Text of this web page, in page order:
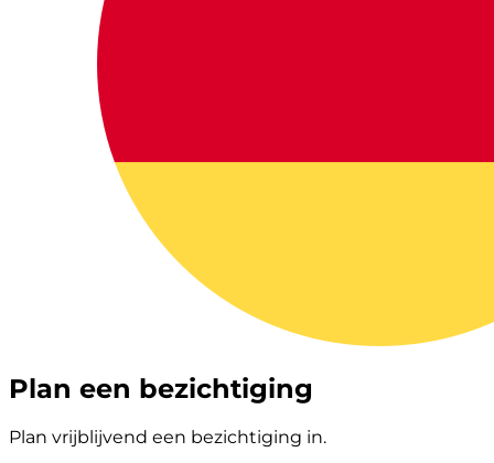
Plan een bezichtiging
Plan vrijblijvend een bezichtiging in.